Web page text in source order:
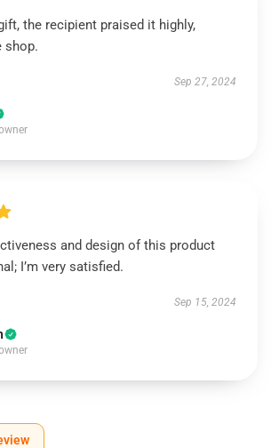
the recipient praised it highly,
shop.
Sep 27, 2024
and design of this product
I’m very satisfied.
Sep 15, 2024